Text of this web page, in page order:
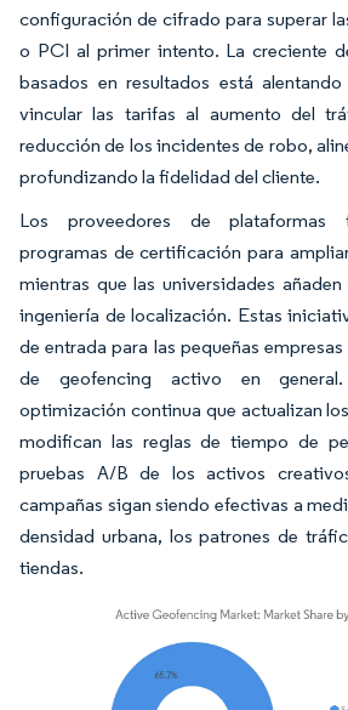
configuración de cifrado para superar
o PCI al primer intento. La creciente
basados en resultados está
vincular las tarifas al aumento del
reducción de los incidentes de robo,
profundizando la fidelidad del cliente.
Los proveedores de plataformas
programas de certificación para
mientras que las universidades
ingeniería de localización. Estas
de entrada para las pequeñas
de geofencing activo en
optimización continua que actualizan
modifican las reglas de tiempo de
pruebas A/B de los activos
campañas sigan siendo efectivas a
densidad urbana, los patrones de
tiendas.